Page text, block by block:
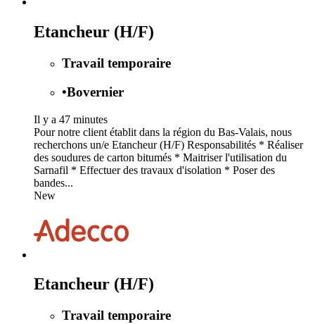
Etancheur (H/F)
Travail temporaire
•Bovernier
Il y a 47 minutes
Pour notre client établit dans la région du Bas-Valais, nous
recherchons un/e Etancheur (H/F) Responsabilités * Réaliser
des soudures de carton bitumés * Maitriser l'utilisation du
Sarnafil * Effectuer des travaux d'isolation * Poser des
bandes...
New
Etancheur (H/F)
Travail temporaire